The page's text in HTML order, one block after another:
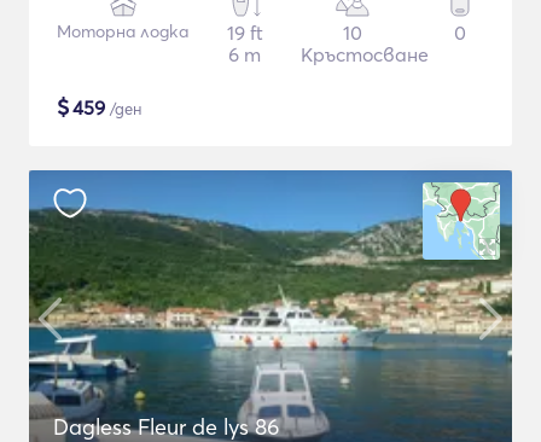
Моторна лодка
19 ft
6 m
10
Кръстосване
0
$459 /ден
Dagless Fleur de lys 86